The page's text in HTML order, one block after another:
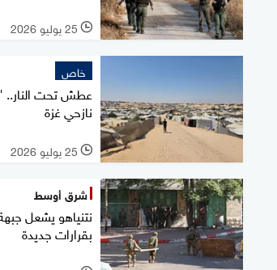
l 25 يوليو 2026
خاص
عطش تحت النار..
نازحي غزة
l 25 يوليو 2026
شرق أوسط
نتنياهو يشعل
بقرارات جديدة